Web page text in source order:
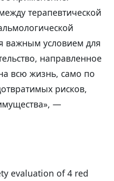
терапевтической
важным условием для
направленное
всю жизнь, само по
рисков,
—
evaluation of 4 red